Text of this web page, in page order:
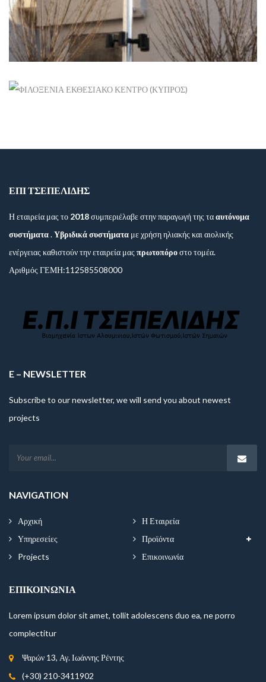
ΕΠΙ ΤΣΕΠΕΛΙΔΗΣ
Η εταιρεία μας το 2018συμπεριέλαβε στην παραγωγή της τααυτόνομα
συστήματα.Υβριδικά συστήματα με χρήση ηλιακής και αιολικής
ενέργειας καθιστούν την εταιρεία μας πρωτοπόροστο τομέα.
Αριθμός ΓΕΜΗ:112585508000
E – NEWSLETTER
Subscribe to our newsletter, we will send you about newest
projects
NAVIGATION
Αρχική
Η Εταιρεία
Υπηρεσείες
Προϊόντα
Projects
Επικοινωνία
ΕΠΙΚΟΙΝΩΝΊΑ
Lorem ipsum dolor sit amet, tollit adolescens duo ea, ne porro
complectitur
Ψαρών 13, Αγ. Ιωάννης Ρέντης
(+30) 210-3411902